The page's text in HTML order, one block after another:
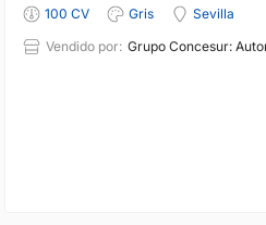
100 CV
Gris
Sevilla
Vendido por: Grupo Concesur: